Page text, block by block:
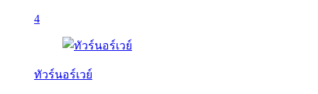
4
ทัวร์นอร์เวย์